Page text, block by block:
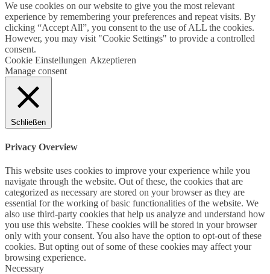
We use cookies on our website to give you the most relevant
experience by remembering your preferences and repeat visits. By
clicking “Accept All”, you consent to the use of ALL the cookies.
However, you may visit "Cookie Settings" to provide a controlled
consent.
Cookie Einstellungen Akzeptieren
Manage consent
Schließen
Privacy Overview
This website uses cookies to improve your experience while you
navigate through the website. Out of these, the cookies that are
categorized as necessary are stored on your browser as they are
essential for the working of basic functionalities of the website. We
also use third-party cookies that help us analyze and understand how
you use this website. These cookies will be stored in your browser
only with your consent. You also have the option to opt-out of these
cookies. But opting out of some of these cookies may affect your
browsing experience.
Necessary